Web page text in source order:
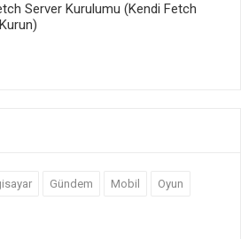
Server Kurulumu (Kendi Fetch
Gündem Mobil Oyun